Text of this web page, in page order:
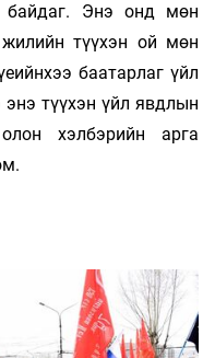
байдаг. Энэ онд мөн
түүхэн ой мөн
баатарлаг үйл
энэ түүхэн үйл явдлын
хэлбэрийн арга